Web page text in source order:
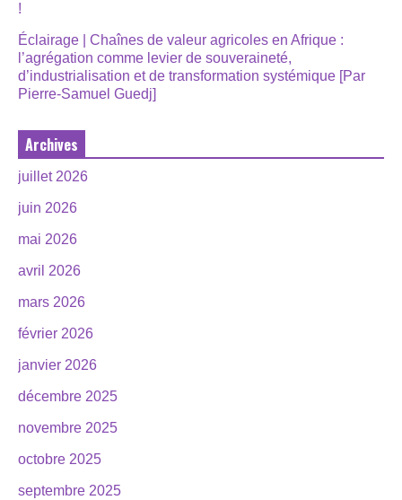
!
Éclairage | Chaînes de valeur agricoles en Afrique :
l’agrégation comme levier de souveraineté,
d’industrialisation et de transformation systémique [Par
Pierre-Samuel Guedj]
Archives
juillet 2026
juin 2026
mai 2026
avril 2026
mars 2026
février 2026
janvier 2026
décembre 2025
novembre 2025
octobre 2025
septembre 2025